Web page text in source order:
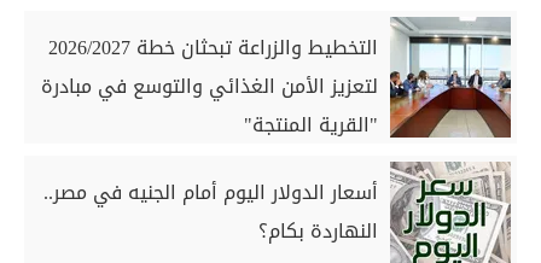
التخطيط والزراعة تبحثان خطة 2026/2027
لتعزيز الأمن الغذائي والتوسع في مبادرة
"القرية المنتجة"
أسعار الدولار اليوم أمام الجنيه في مصر..
النهاردة بكام؟